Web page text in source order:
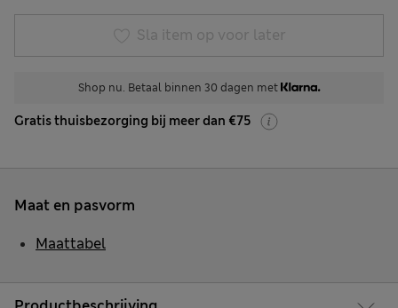
Sla item op voor later
Shop nu. Betaal binnen 30 dagen met
Gratis thuisbezorging bij meer dan €75
Maat en pasvorm
Maattabel